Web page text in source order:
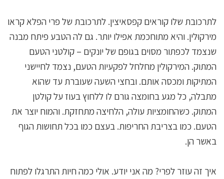
לתרכובת שלו קוראים קפסאיצין. לתרכובת של פרי הפלא קראו
מירקוּלין. והיא מתוחכמת אפילו יותר. גם לה הטבע פיתח מבנה
שנצמד לכפתור מסוים בגופם של יונקים – קולטני הטעם
המתוק. המירקולין מחלחל לפקעיות הטעם, נצמד לחיישני
המתיקות ומכסה אותם. ובחצי השעה שעוברת עד שהוא
מתבלה, כל מגע בחומצה גורם לו ללחוץ בעוז על קולטן
המתוק. כשהחומציות עולה, הלחיצה מתחזקת. והמוח יוצר את
הטעם. כמו בצריבת החריפות. בעצם כמו בכל תחושות הגוף
באשר הן.
איך זה עוזר לפרי? מה אני יודע. אולי כמה חיות התרגלו לפתוח